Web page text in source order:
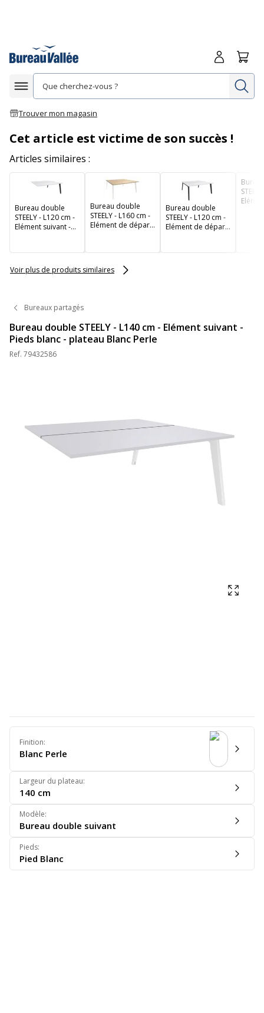
Afficher la navigation
Trouver mon magasin
Me
Cet article est victime de son succès !
Articles similaires :
Bureau double
STEELY - L120 cm -
Elément suivant -
Bureau double
STEELY - L160 cm -
Elément de départ
Chêne clair
Bureau double
STEELY - L120 cm -
Elément de départ
Voir plus de produits similaires
Bureaux partagés
Bureau double STEELY - L140 cm - Elément suivant -
Pieds blanc - plateau Blanc Perle
Ref. 79432586
Finition:
Blanc Perle
Largeur du plateau:
140 cm
Modèle:
Bureau double suivant
Pieds:
Pied Blanc